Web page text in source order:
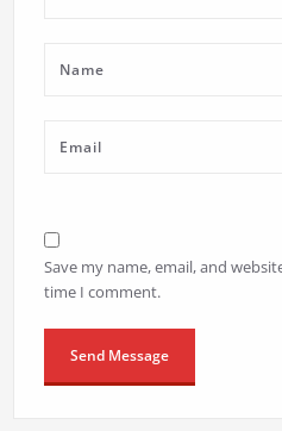
Save my name, email, and
time I comment.